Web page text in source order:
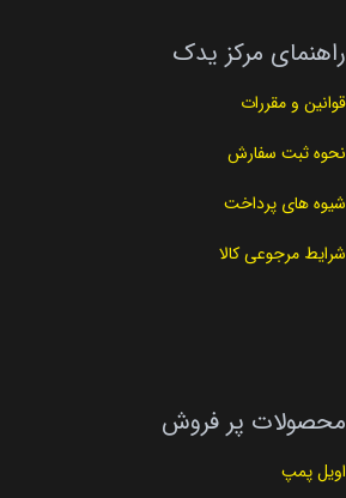
راهنمای مرکز یدک
قوانین و مقررات
نحوه ثبت سفارش
شیوه های پرداخت
شرایط مرجوعی کالا
محصولات پر فروش
اویل پمپ